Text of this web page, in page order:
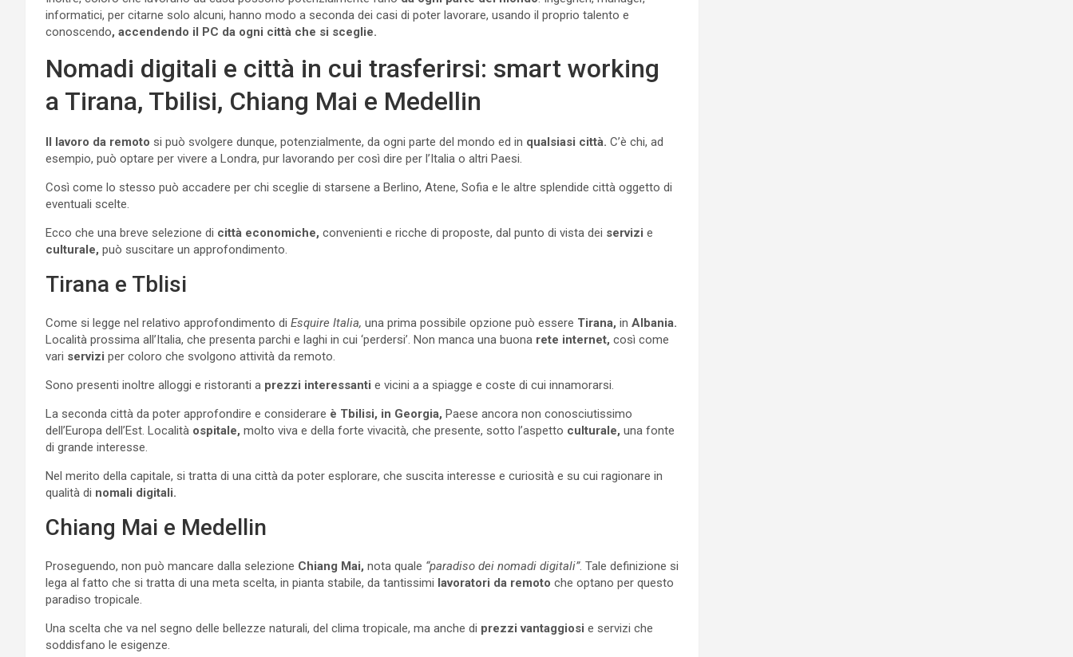
informatici, per citarne solo alcuni, hanno modo a seconda dei casi di poter lavorare, usando il proprio talento e
conoscendo, accendendo il PC da ogni città che si sceglie.
Nomadi digitali e città in cui trasferirsi: smart working
a Tirana, Tbilisi, Chiang Mai e Medellin
Il lavoro da remoto si può svolgere dunque, potenzialmente, da ogni parte del mondo ed in qualsiasi città. C’è chi, ad
esempio, può optare per vivere a Londra, pur lavorando per così dire per l’Italia o altri Paesi.
Così come lo stesso può accadere per chi sceglie di starsene a Berlino, Atene, Sofia e le altre splendide città oggetto di
eventuali scelte.
Ecco che una breve selezione di città economiche, convenienti e ricche di proposte, dal punto di vista dei servizi e
culturale, può suscitare un approfondimento.
Tirana e Tblisi
Come si legge nel relativo approfondimento di Esquire Italia, una prima possibile opzione può essere Tirana, in Albania.
Località prossima all’Italia, che presenta parchi e laghi in cui ‘perdersi’. Non manca una buona rete internet, così come
vari servizi per coloro che svolgono attività da remoto.
Sono presenti inoltre alloggi e ristoranti a prezzi interessanti e vicini a a spiagge e coste di cui innamorarsi.
La seconda città da poter approfondire e considerare è Tbilisi, in Georgia, Paese ancora non conosciutissimo
dell’Europa dell’Est. Località ospitale, molto viva e della forte vivacità, che presente, sotto l’aspetto culturale, una fonte
di grande interesse.
Nel merito della capitale, si tratta di una città da poter esplorare, che suscita interesse e curiosità e su cui ragionare in
qualità di nomali digitali.
Chiang Mai e Medellin
Proseguendo, non può mancare dalla selezione Chiang Mai, nota quale “paradiso dei nomadi digitali”. Tale definizione si
lega al fatto che si tratta di una meta scelta, in pianta stabile, da tantissimi lavoratori da remoto che optano per questo
paradiso tropicale.
Una scelta che va nel segno delle bellezze naturali, del clima tropicale, ma anche di prezzi vantaggiosi e servizi che
soddisfano le esigenze.